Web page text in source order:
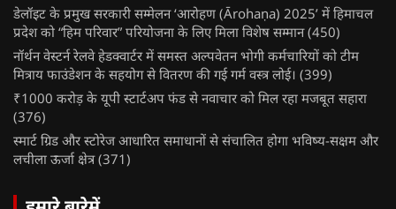
डेलॉइट के प्रमुख सरकारी सम्मेलन ‘आरोहण (Ārohaṇa) 2025’ में हिमाचल
प्रदेश को “हिम परिवार” परियोजना के लिए मिला विशेष सम्मान (450)
नॉर्थन वेस्टर्न रेलवे हेडक्वार्टर में समस्त अल्पवेतन भोगी कर्मचारियों को टीम
मित्राय फाउंडेशन के सहयोग से वितरण की गई गर्म वस्त्र लोई। (399)
₹1000 करोड़ के यूपी स्टार्टअप फंड से नवाचार को मिल रहा मजबूत सहारा
(376)
स्मार्ट ग्रिड और स्टोरेज आधारित समाधानों से संचालित होगा भविष्य-सक्षम और
लचीला ऊर्जा क्षेत्र (371)